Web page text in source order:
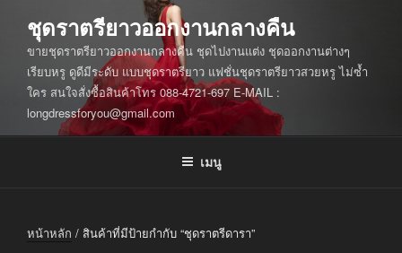
บทความ
ชุดราตรียาวออกงานกลางคืน
ขายชุดราตรียาวออกงานกลางคืน ชุดไปงานแต่ง ชุดออกงานต่างๆ
เรียบหรู ดูดีมีระดับ แบบชุดราตรียาว แฟชั่นชุดราตรียาวสวยหรู ไม่ซ้ำ
ใคร สนใจสั่งซื้อสินค้าโทร 088-4721-697 E-MAIL :
longdressforyou@gmail.com
เมนู
หน้าหลัก / สินค้าที่มีป้ายกำกับ “ชุดราตรีดารา”